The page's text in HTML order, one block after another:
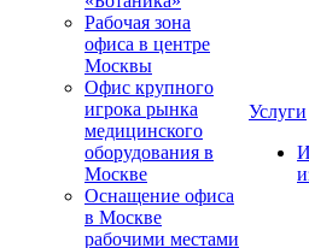
Рабочая зона
офиса в центре
Москвы
Офис крупного
игрока рынка
медицинского
оборудования в
Москве
Оснащение офиса
в Москве
рабочими местами
Услуги